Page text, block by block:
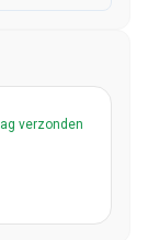
verzonden